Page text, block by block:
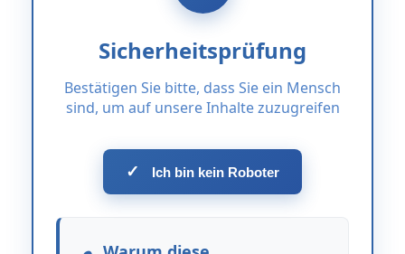
Sicherheitsprüfung
Bestätigen Sie bitte, dass Sie ein Mensch
sind, um auf unsere Inhalte zuzugreifen
✓ Ich bin kein Roboter